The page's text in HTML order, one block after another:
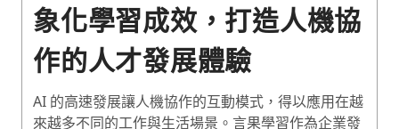
象化學習成效，打造人機協
作的人才發展體驗
AI 的高速發展讓人機協作的互動模式，得以應用在越
來越多不同的工作與生活場景。言果學習作為企業發